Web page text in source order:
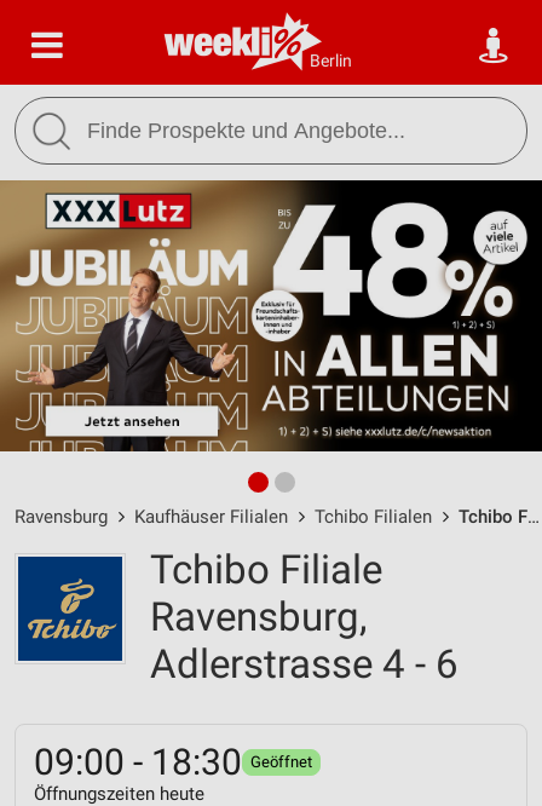
Berlin
Ravensburg Kaufhäuser Filialen Tchibo Filialen Tchibo Filiale Ravensburg / Adlerstrasse 4 - 6 - Öffnungszeiten & Adresse
Tchibo Filiale
Ravensburg,
Adlerstrasse 4 - 6
09:00 - 18:30 Geöffnet
Öffnungszeiten heute